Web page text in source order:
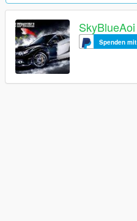
SkyBlueAoi
Spenden mit